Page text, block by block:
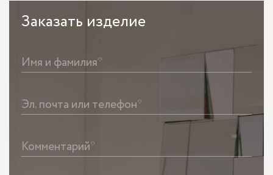
Заказать изделие
Имя и фамилия*
Эл. почта или телефон*
Комментарий*